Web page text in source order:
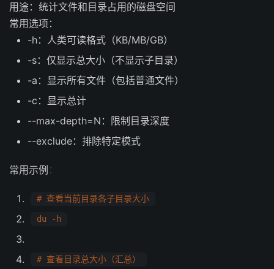
用途：统计文件和目录占用的磁盘空间
常用选项：
-h：人类可读格式（KB/MB/GB）
-s：仅显示总大小（不显示子目录）
-a：显示所有文件（包括普通文件）
-c：显示总计
--max-depth=N：限制目录深度
--exclude：排除特定模式
常用示例 ：
# 查看当前目录各子目录大小
du -h
# 查看目录总大小（汇总）